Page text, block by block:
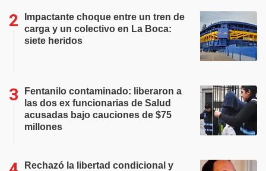
Impactante choque entre un tren de
carga y un colectivo en La Boca:
siete heridos
Fentanilo contaminado: liberaron a
las dos ex funcionarias de Salud
acusadas bajo cauciones de $75
millones
Rechazó la libertad condicional y